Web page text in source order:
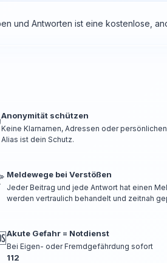
und Antworten ist eine kostenlose,
Anonymität schützen
Keine Klarnamen, Adressen oder
Alias ist dein Schutz.
Meldewege bei Verstößen
Jeder Beitrag und jede Antwort hat einen
werden vertraulich behandelt und zeitnah
Akute Gefahr = Notdienst
Bei Eigen- oder Fremdgefährdung sofort
112